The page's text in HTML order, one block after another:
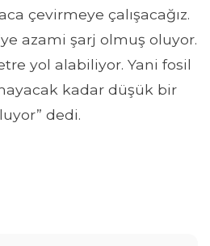
çevirmeye çalışacağız.
azami şarj olmuş oluyor.
yol alabiliyor. Yani fosil
kadar düşük bir
dedi.